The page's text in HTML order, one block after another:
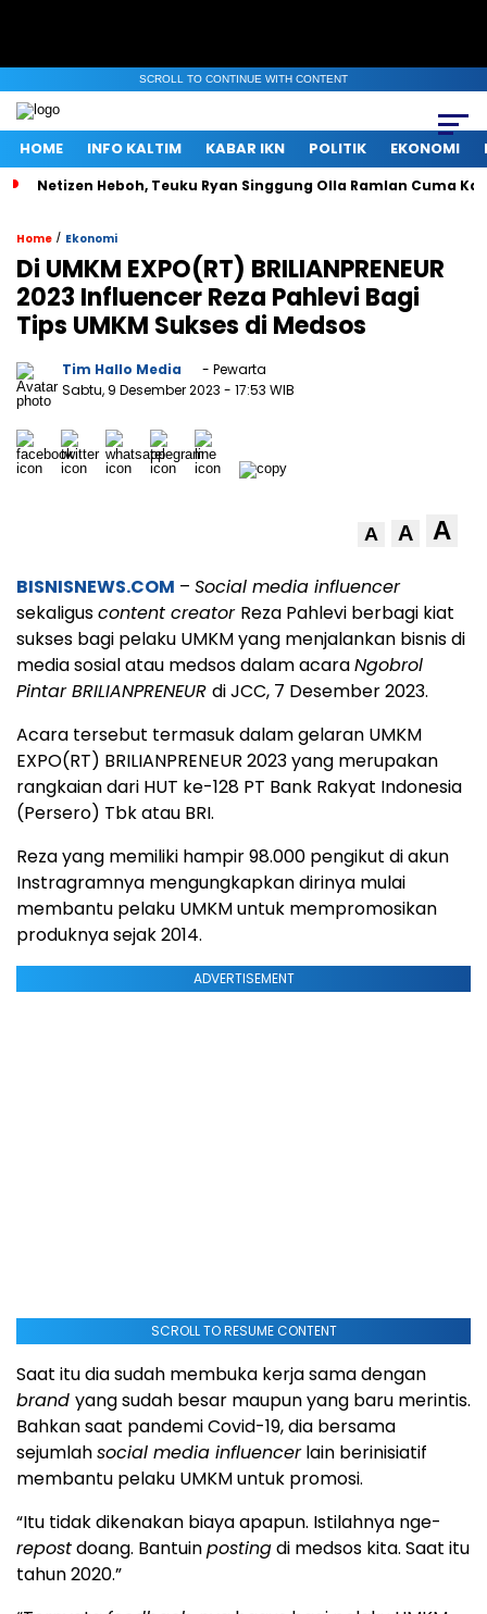
SCROLL TO CONTINUE WITH CONTENT
HOME INFO KALTIM KABAR IKN POLITIK EKONOMI
Netizen Heboh, Teuku Ryan Singgung Olla Ramlan Cuma
Home / Ekonomi
Di UMKM EXPO(RT) BRILIANPRENEUR
2023 Influencer Reza Pahlevi Bagi
Tips UMKM Sukses di Medsos
Tim Hallo Media
- Pewarta
Sabtu, 9 Desember 2023 - 17:53 WIB
A A A
BISNISNEWS.COM – Social media influencer
sekaliguscontent creator Reza Pahlevi berbagi kiat
sukses bagi pelaku UMKM yang menjalankan bisnis di
media sosial atau medsos dalam acaraNgobrol
Pintar BRILIANPRENEUR di JCC, 7 Desember 2023.
Acara tersebut termasuk dalam gelaran UMKM
EXPO(RT) BRILIANPRENEUR 2023 yang merupakan
rangkaian dari HUT ke-128 PT Bank Rakyat Indonesia
(Persero) Tbk atau BRI.
Reza yang memiliki hampir 98.000 pengikut di akun
Instragramnya mengungkapkan dirinya mulai
membantu pelaku UMKM untuk mempromosikan
produknya sejak 2014.
ADVERTISEMENT
SCROLL TO RESUME CONTENT
Saat itu dia sudah membuka kerja sama dengan
brand yang sudah besar maupun yang baru merintis.
Bahkan saat pandemi Covid-19, dia bersama
sejumlahsocial media influencerlain berinisiatif
membantu pelaku UMKM untuk promosi.
“Itu tidak dikenakan biaya apapun. Istilahnya nge-
repostdoang. Bantuinpostingdi medsos kita. Saat itu
tahun 2020.”